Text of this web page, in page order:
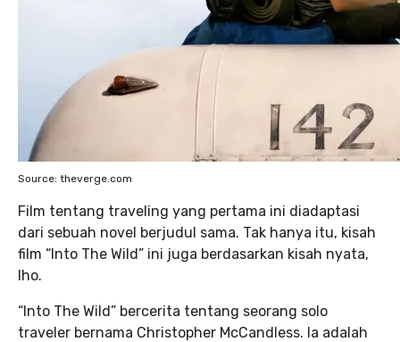
Source: theverge.com
Film tentang traveling yang pertama ini diadaptasi
dari sebuah novel berjudul sama. Tak hanya itu, kisah
film “Into The Wild” ini juga berdasarkan kisah nyata,
lho.
“Into The Wild” bercerita tentang seorang solo
traveler bernama Christopher McCandless. Ia adalah